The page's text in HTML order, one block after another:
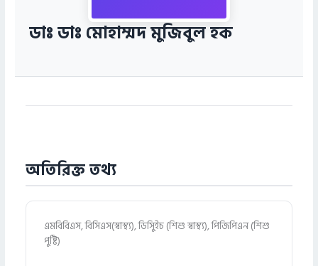
ডাঃ ডাঃ মোহাম্মদ মুজিবুল হক
অতিরিক্ত তথ্য
এমবিবিএস, বিসিএস(স্বাস্থ্য), ডিসিুইচ (শিশু স্বাস্থ্য), পিজিপিএন (শিশু
পুষ্টি)